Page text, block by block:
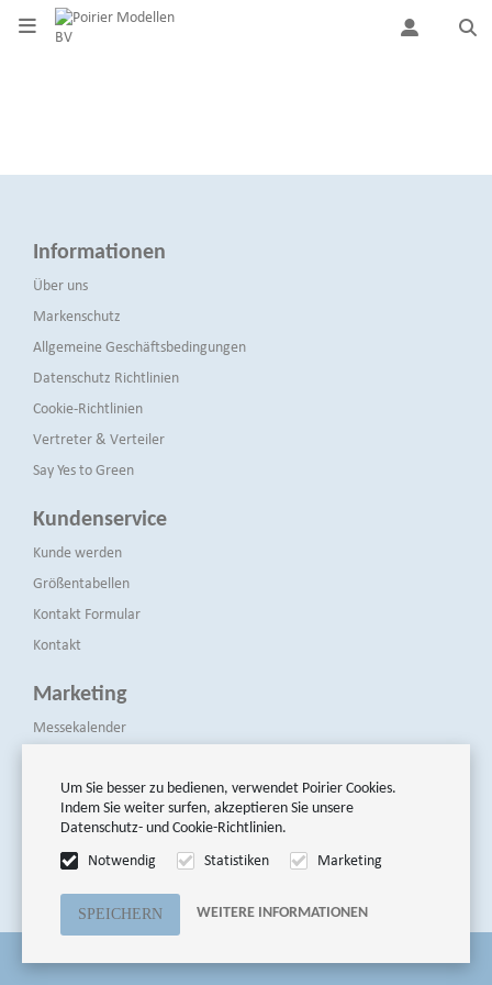
Um Sie besser zu bedienen, verwendet Poirier Cookies.
Indem Sie weiter surfen, akzeptieren Sie unsere
Datenschutz- und Cookie-Richtlinien.
Notwendig
Statistiken Marketing
WEITERE INFORMATIONEN
Informationen
Über uns
Markenschutz
Allgemeine Geschäftsbedingungen
Datenschutz Richtlinien
Cookie-Richtlinien
Vertreter & Verteiler
Say Yes to Green
Kundenservice
Kunde werden
Größentabellen
Kontakt Formular
Kontakt
Marketing
Messekalender
Newsletters
Folge uns